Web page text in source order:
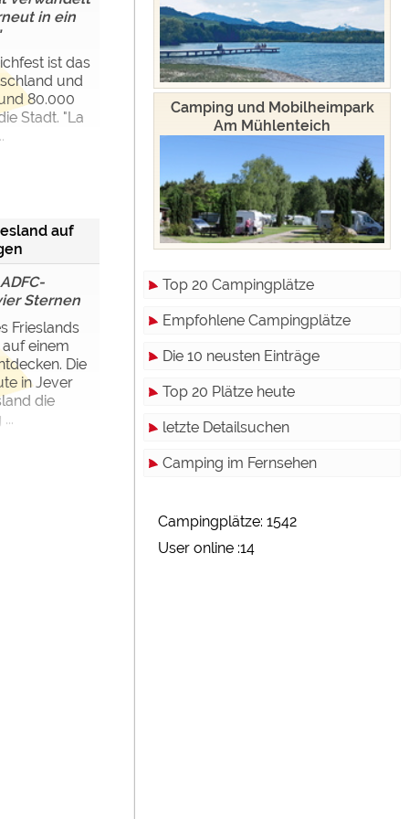
in ein
ist das
und
80.000
Stadt. "La
auf
Sternen
Frieslands
einem
Die
in Jever
die
Camping und Mobilheimpark
Am Mühlenteich
Top 20 Campingplätze
Empfohlene Campingplätze
Die 10 neusten Einträge
Top 20 Plätze heute
letzte Detailsuchen
Camping im Fernsehen
Campingplätze: 1542
User online :14